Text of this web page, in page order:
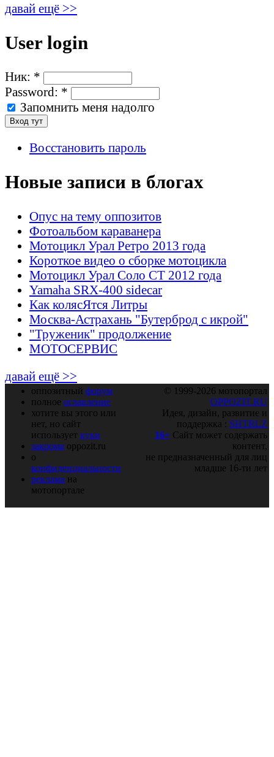
давай ещё >>
User login
Ник: *
Password: *
Запомнить меня надолго
Восстановить пароль
Новые записи в блогах
Опус на тему оппозитов
Фотоальбом караванера
Мотоцикл Урал Ретро 2013 года
Короткое видео о сборке мотоцикла
Мотоцикл Урал Соло СТ 2012 года
Yamaha SRX-400 sidecar
Как колясЯтся Литры
Москва-Астрахань "Бутерброд с икрой"
"Труженик" продолжение
МОТОСЕРВИС
давай ещё >>
оппозитный форум
полное оглавление
хотите вы этого или
нет, но сайт
использует куки
закрома oppozit.ru
о
конфиденциальности
реклама на
мотопортале
© 1999-2026 мотопортал
OPPOZIT.RU
Идея, дизайн, развитие и
поддержка : SHTRLZ
16+ Сайт может содержать
контент,
не предназначенный для лиц
младше 16-ти лет